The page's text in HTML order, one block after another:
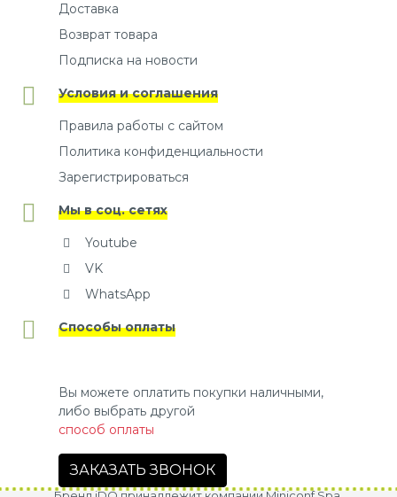
Доставка
Возврат товара
Подписка на новости
Условия и соглашения
Правила работы с сайтом
Политика конфиденциальности
Зарегистрироваться
Мы в соц. сетях
Youtube
VK
WhatsApp
Способы оплаты
Вы можете оплатить покупки наличными,
либо выбрать другой
способ оплаты
ЗАКАЗАТЬ ЗВОНОК